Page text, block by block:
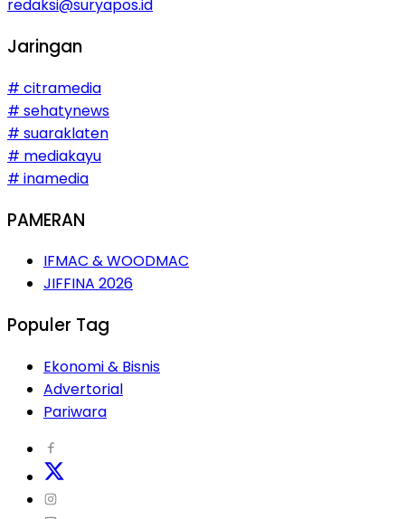
redaksi@suryapos.id
Jaringan
# citramedia
# sehatynews
# suaraklaten
# mediakayu
# inamedia
PAMERAN
IFMAC & WOODMAC
JIFFINA 2026
Populer Tag
Ekonomi & Bisnis
Advertorial
Pariwara